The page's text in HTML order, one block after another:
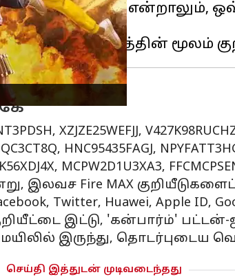
செய்ய முடியும் என்றாலும்,
XZJZE25WEFJJ,
HNC95435FAGJ,
MCPW2D1U3XA3,
இலவச Fire MAX
Twitter, Huawei, Apple ID,
இட்டு, 'கன்பார்ம்' பட்டன்-
இருந்து, தொடர்புடைய
செய்தி இத்துடன் முடிவடைந்தது